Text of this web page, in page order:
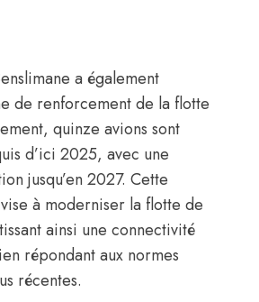
a également
de renforcement de la flotte
quinze avions sont
d’ici 2025, avec une
jusqu’en 2027. Cette
à moderniser la flotte de
ainsi une connectivité
répondant aux normes
récentes.